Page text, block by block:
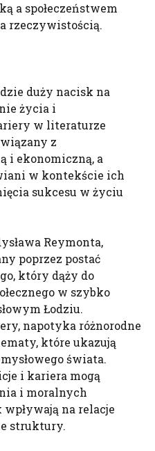
a społeczeństwem
rzeczywistością.
duży nacisk na
życia i
w literaturze
z
i ekonomiczną, a
w kontekście ich
sukcesu w życiu
Reymonta,
poprzez postać
który dąży do
w szybko
Łodziu.
napotyka różnorodne
które ukazują
świata.
i kariera mogą
i moralnych
na relacje
struktury.